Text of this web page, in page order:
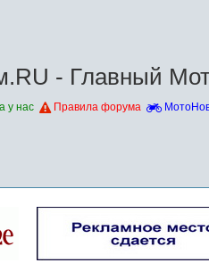
- Главный
у нас Правила форума